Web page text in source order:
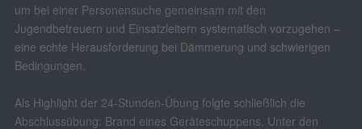
um bei einer Personensuche gemeinsam mit den
Jugendbetreuern und Einsatzleitern systematisch vorzugehen –
eine echte Herausforderung bei Dämmerung und schwierigen
Bedingungen.
Als Highlight der 24-Stunden-Übung folgte schließlich die
Abschlussübung: Brand eines Geräteschuppens. Unter den